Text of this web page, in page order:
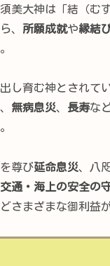
美大神は「結（む
、 所願成就や縁結
し育む神とされて
、 無病息災、 長寿な
尊び延命息災、八
交通・海上の安全の
さまざまな御利益